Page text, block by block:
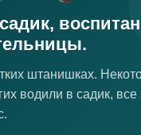
штанишках.
водили в садик, все